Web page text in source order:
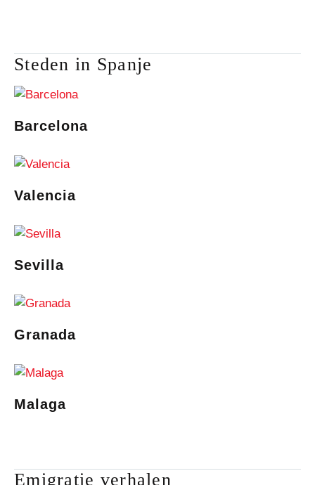
Steden in Spanje
Barcelona
Valencia
Sevilla
Granada
Malaga
Emigratie verhalen